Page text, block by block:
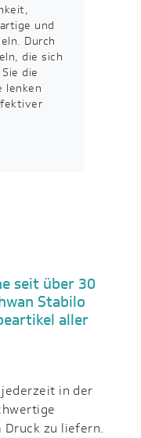
und
Durch
die sich
die
lenken
seit über 30
Stabilo
aller
in der
zu liefern.